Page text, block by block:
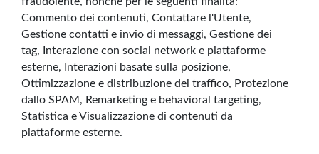
Commento dei contenuti, Contattare l'Utente,
Gestione contatti e invio di messaggi, Gestione dei
tag, Interazione con social network e piattaforme
esterne, Interazioni basate sulla posizione,
Ottimizzazione e distribuzione del traffico, Protezione
dallo SPAM, Remarketing e behavioral targeting,
Statistica e Visualizzazione di contenuti da
piattaforme esterne.